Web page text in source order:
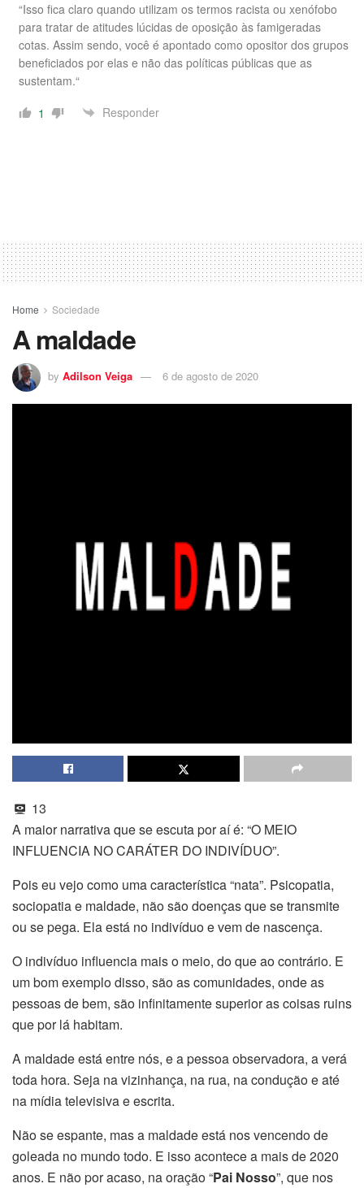
“Isso fica claro quando utilizam os termos racista ou xenófobo
para tratar de atitudes lúcidas de oposição às famigeradas
cotas. Assim sendo, você é apontado como opositor dos grupos
beneficiados por elas e não das políticas públicas que as
sustentam.“
1
Responder
Home Sociedade
A maldade
by Adilson Veiga 6 de agosto de 2020
13
A maior narrativa que se escuta por aí é: “O MEIO
INFLUENCIA NO CARÁTER DO INDIVÍDUO”.
Pois eu vejo como uma característica “nata”. Psicopatia,
sociopatia e maldade, não são doenças que se transmite
ou se pega. Ela está no indivíduo e vem de nascença.
O indivíduo influencia mais o meio, do que ao contrário. E
um bom exemplo disso, são as comunidades, onde as
pessoas de bem, são infinitamente superior as coisas ruins
que por lá habitam.
A maldade está entre nós, e a pessoa observadora, a verá
toda hora. Seja na vizinhança, na rua, na condução e até
na mídia televisiva e escrita.
Não se espante, mas a maldade está nos vencendo de
goleada no mundo todo. E isso acontece a mais de 2020
anos. E não por acaso, na oração “Pai Nosso”, que nos